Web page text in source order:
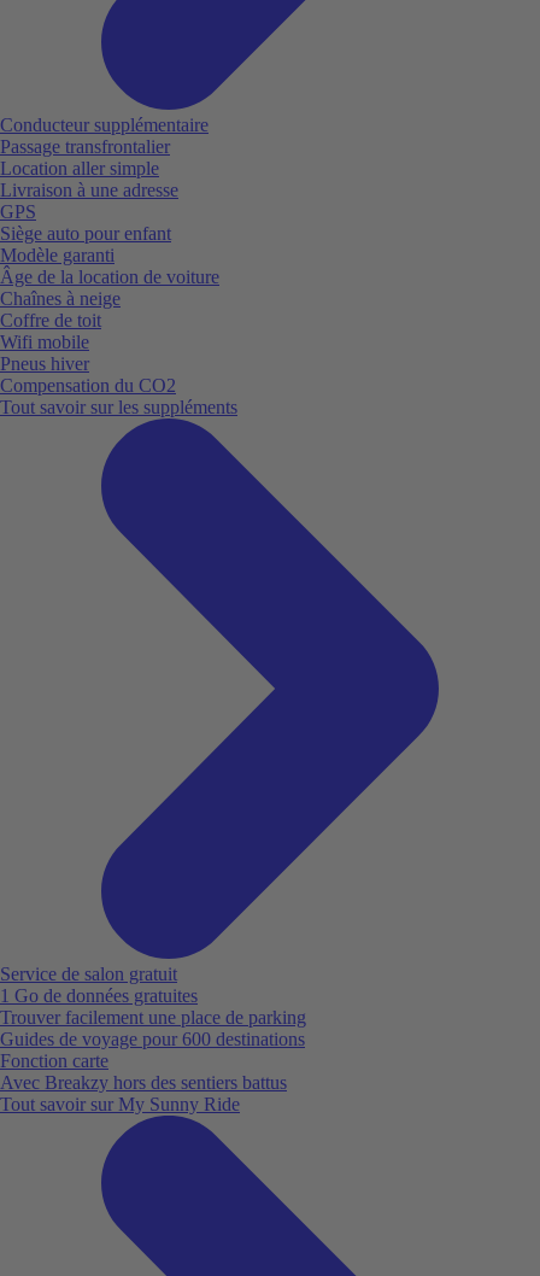
Conducteur supplémentaire
Passage transfrontalier
Location aller simple
Livraison à une adresse
GPS
Siège auto pour enfant
Modèle garanti
Âge de la location de voiture
Chaînes à neige
Coffre de toit
Wifi mobile
Pneus hiver
Compensation du CO2
Tout savoir sur les suppléments
Service de salon gratuit
1 Go de données gratuites
Trouver facilement une place de parking
Guides de voyage pour 600 destinations
Fonction carte
Avec Breakzy hors des sentiers battus
Tout savoir sur My Sunny Ride